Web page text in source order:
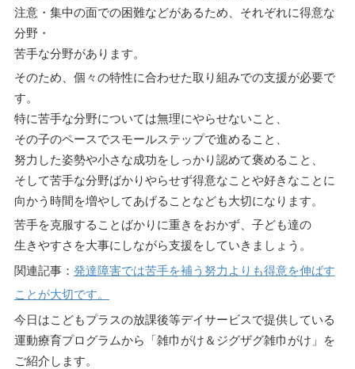
注意・集中の面での困難などがあるため、それぞれに得意な
分野・
苦手な分野があります。
そのため、個々の特性に合わせた取り組みでの支援が必要で
す。
特に苦手な分野については無理にやらせないこと、
その子のペースでスモールステップで進めること、
努力した姿勢や小さな成功をしっかり認めて褒めること、
そして苦手な分野ばかりやらせず得意なことや好きなことに
向かう時間を増やしてあげることなども大切になります。
苦手を克服することばかりに重きをおかず、子ども達の
生きやすさを大事にしながら支援をしていきましょう。
関連記事： 発達障害では苦手を補う努力よりも得意を伸ばす
ことが大切です。
今日はこどもプラスの放課後等デイサービスで提供している
運動療育プログラムから「雑巾がけ＆ジグザグ雑巾がけ」を
ご紹介します。